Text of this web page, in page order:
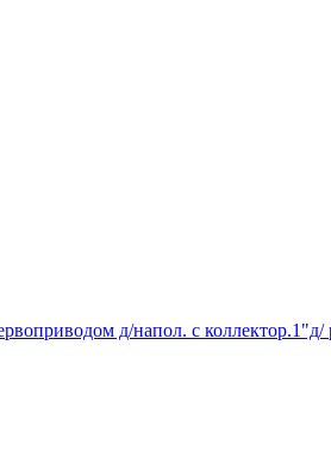
д/напол. с